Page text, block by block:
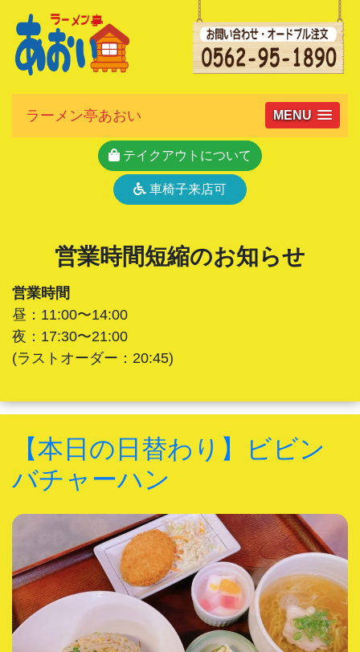
ラーメン亭あおい MENU
テイクアウトについて
車椅子来店可
営業時間短縮のお知らせ
営業時間
昼：11:00〜14:00
夜：17:30〜21:00
(ラストオーダー：20:45)
【本日の日替わり】ビビン
バチャーハン